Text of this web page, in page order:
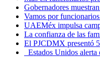
Gobernadores
Vamos por
UAEMéx impulsa
La confianza de las
El PJCDMX presentó
Estados Unidos alerta